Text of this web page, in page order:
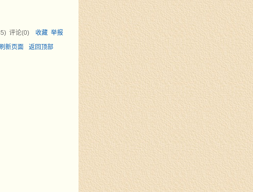
) 评论(0) 收藏 举报
新页面
返回顶部